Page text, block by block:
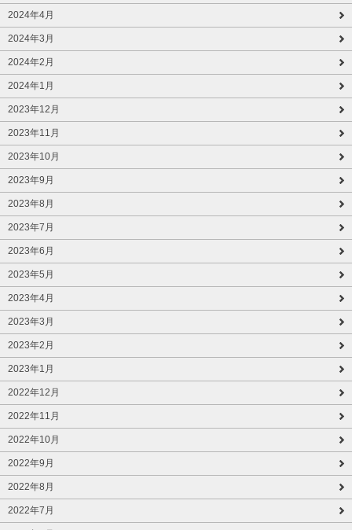
2024年4月
2024年3月
2024年2月
2024年1月
2023年12月
2023年11月
2023年10月
2023年9月
2023年8月
2023年7月
2023年6月
2023年5月
2023年4月
2023年3月
2023年2月
2023年1月
2022年12月
2022年11月
2022年10月
2022年9月
2022年8月
2022年7月